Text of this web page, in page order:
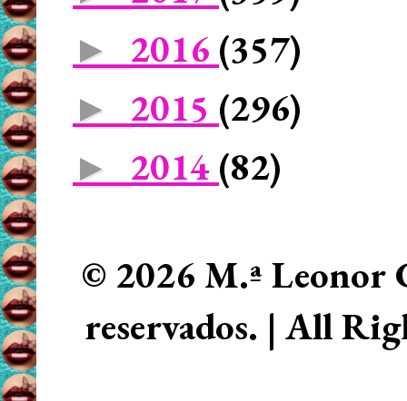
► 2016 (357)
► 2015 (296)
► 2014 (82)
© 2026 M.ª Leonor
reservados. | All